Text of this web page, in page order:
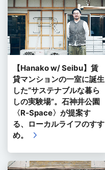
【Hanako w/ Seibu】賃
貸マンションの一室に誕生
した“サステナブルな暮ら
しの実験場”。石神井公園
〈R‐Space〉が提案す
る、ローカルライフのすす
め。